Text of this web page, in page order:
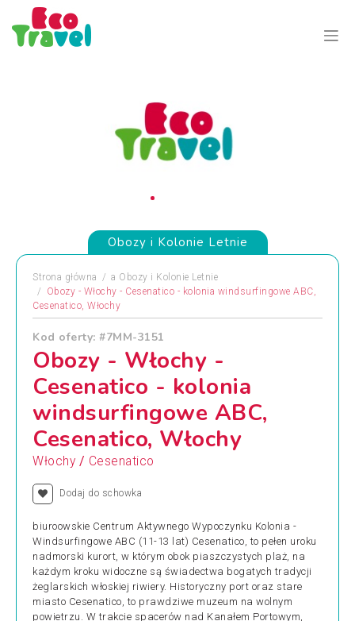
Obozy i Kolonie Letnie
Strona główna a Obozy i Kolonie Letnie
Obozy - Włochy - Cesenatico - kolonia windsurfingowe ABC,
Cesenatico, Włochy
Kod oferty: #7MM-3151
Obozy - Włochy -
Cesenatico - kolonia
windsurfingowe ABC,
Cesenatico, Włochy
Włochy / Cesenatico
Dodaj do schowka
biuroowskie Centrum Aktywnego Wypoczynku Kolonia -
Windsurfingowe ABC (11-13 lat) Cesenatico, to pełen uroku
nadmorski kurort, w którym obok piaszczystych plaż, na
każdym kroku widoczne są świadectwa bogatych tradycji
żeglarskich włoskiej riwiery. Historyczny port oraz stare
miasto Cesenatico, to prawdziwe muzeum na wolnym
powietrzu. W trakcie spacerów nad Kanałem Portowym,